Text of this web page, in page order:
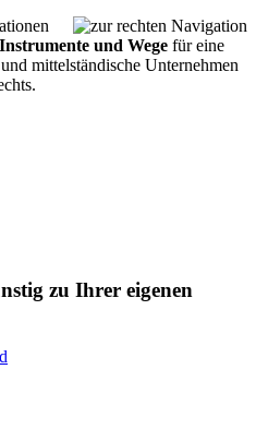
und Wege für eine
mittelständische Unternehmen
zu Ihrer eigenen